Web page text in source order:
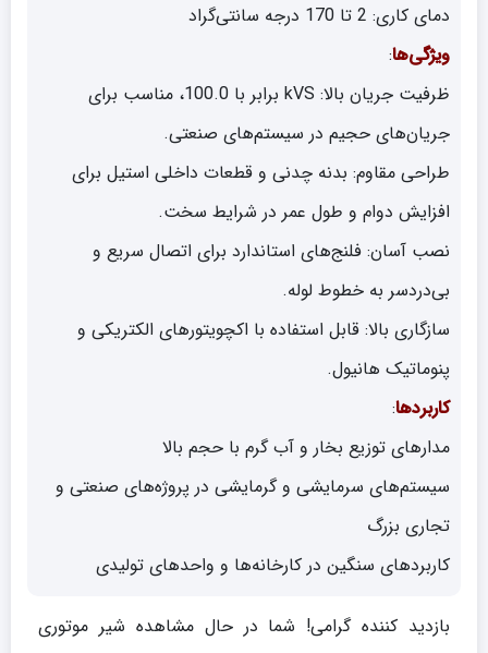
دمای کاری: 2 تا 170 درجه سانتی‌گراد
ویژگی‌ها:
ظرفیت جریان بالا: kVS برابر با 100.0، مناسب برای
جریان‌های حجیم در سیستم‌های صنعتی.
طراحی مقاوم: بدنه چدنی و قطعات داخلی استیل برای
افزایش دوام و طول عمر در شرایط سخت.
نصب آسان: فلنج‌های استاندارد برای اتصال سریع و
بی‌دردسر به خطوط لوله.
سازگاری بالا: قابل استفاده با اکچویتورهای الکتریکی و
پنوماتیک هانیول.
کاربردها:
مدارهای توزیع بخار و آب گرم با حجم بالا
سیستم‌های سرمایشی و گرمایشی در پروژه‌های صنعتی و
تجاری بزرگ
کاربردهای سنگین در کارخانه‌ها و واحدهای تولیدی
بازدید کننده گرامی! شما در حال مشاهده شیر موتوری